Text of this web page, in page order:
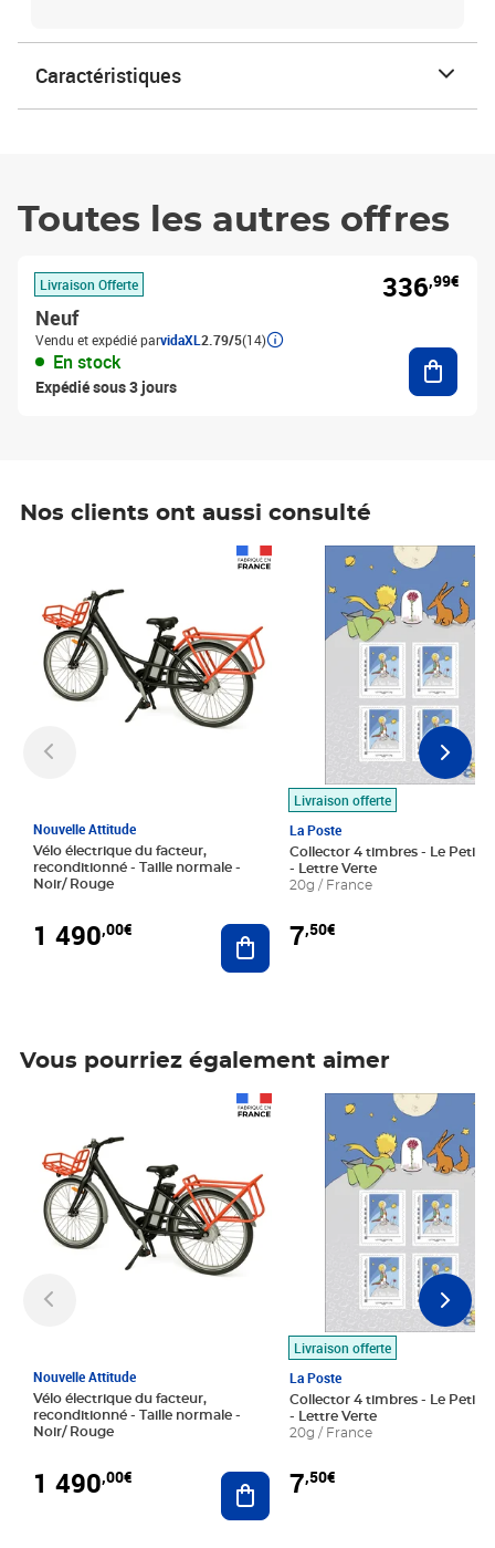
Caractéristiques
Toutes les autres offres
Livraison Offerte
Neuf
Vendu et expédié parvidaXL 2.79/5(14)
En stock
Expédié sous 3 jours
336,99€
Nos clients ont aussi consulté
Nouvelle Attitude
Vélo électrique du facteur,
reconditionné - Taille normale -
Noir/ Rouge
1 490,00€ Ajouter au panier
Livraison offerte
La Poste
Collector 4 timbres - Le Petit
- Lettre Verte
20g / France
7,50€
Prix 7,50€
Vous pourriez également aimer
Nouvelle Attitude
Vélo électrique du facteur,
reconditionné - Taille normale -
Noir/ Rouge
1 490,00€ Ajouter au panier
Livraison offerte
La Poste
Collector 4 timbres - Le Petit
- Lettre Verte
20g / France
7,50€
Prix 7,50€